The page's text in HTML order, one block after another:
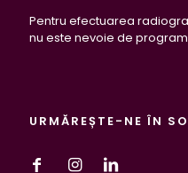
Pentru efectuarea
nu este nevoie de
URMĂREȘTE-NE ÎN